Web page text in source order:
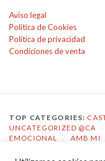
Aviso legal
Política de Cookies
Política de privacidad
Condiciones de venta
TOP CATEGORIES:
UNCATEGORIZED @CA
EMOCIONAL
AMB MI